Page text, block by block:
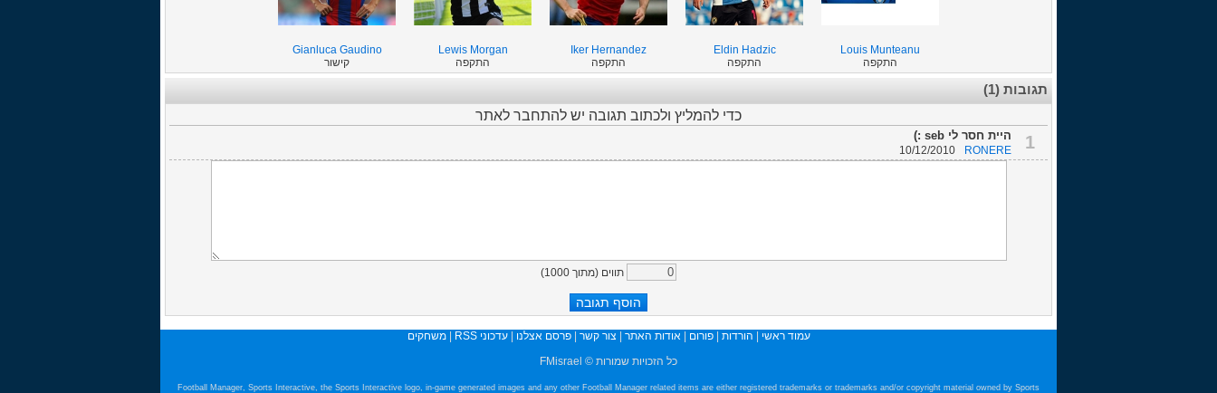
Louis Munteanu
התקפה
Eldin Hadzic
התקפה
Iker Hernandez
התקפה
Lewis Morgan
התקפה
Gianluca Gaudino
קישור
תגובות (1)
כדי להמליץ ולכתוב תגובה יש להתחבר לאתר
1 היית חסר לי seb :)
RONERE
10/12/2010
תווים (מתוך 1000
)
עמוד ראשי הורדות |פורום |אודות האתר צור קשר |פרסם אצלנו |עדכוני RSS |משחקים
כל הזכויות שמורות © FMisrael
Football Manager, Sports Interactive, the Sports Interactive logo, in-game generated images and any other Football Manager related items are either registered trademarks or trademarks and/or copyright material owned by Sports